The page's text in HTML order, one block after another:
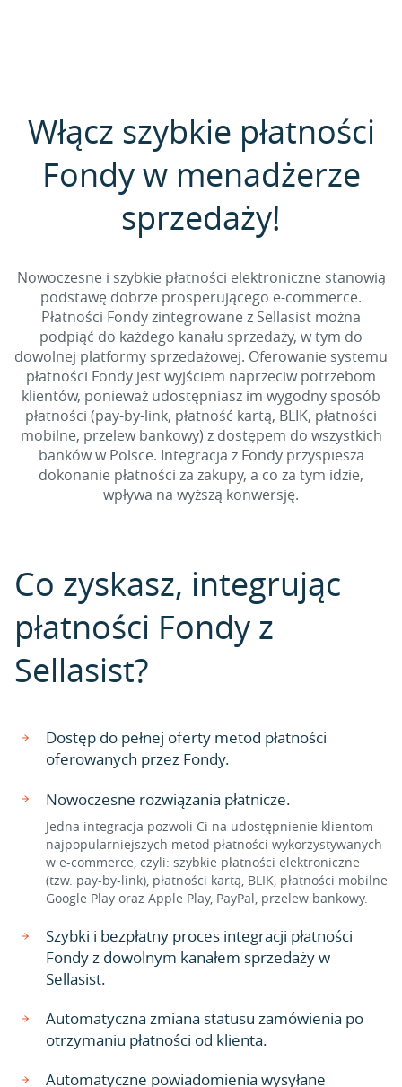
Włącz szybkie płatności
Fondy w menadżerze
sprzedaży!
Nowoczesne i szybkie płatności elektroniczne stanowią
podstawę dobrze prosperującego e-commerce.
Płatności Fondy zintegrowane z Sellasist można
podpiąć do każdego kanału sprzedaży, w tym do
dowolnej platformy sprzedażowej. Oferowanie systemu
płatności Fondy jest wyjściem naprzeciw potrzebom
klientów, ponieważ udostępniasz im wygodny sposób
płatności (pay-by-link, płatność kartą, BLIK, płatności
mobilne, przelew bankowy) z dostępem do wszystkich
banków w Polsce. Integracja z Fondy przyspiesza
dokonanie płatności za zakupy, a co za tym idzie,
wpływa na wyższą konwersję.
Co zyskasz, integrując
płatności Fondy z
Sellasist?
Dostęp do pełnej oferty metod płatności
oferowanych przez Fondy.
Nowoczesne rozwiązania płatnicze.
Jedna integracja pozwoli Ci na udostępnienie klientom
najpopularniejszych metod płatności wykorzystywanych
w e-commerce, czyli: szybkie płatności elektroniczne
(tzw. pay-by-link), płatności kartą, BLIK, płatności mobilne
Google Play oraz Apple Play, PayPal, przelew bankowy.
Szybki i bezpłatny proces integracji płatności
Fondy z dowolnym kanałem sprzedaży w
Sellasist.
Automatyczna zmiana statusu zamówienia po
otrzymaniu płatności od klienta.
Automatyczne powiadomienia wysyłane